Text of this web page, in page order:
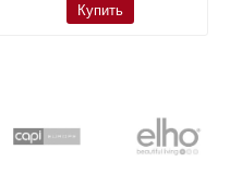
Купить